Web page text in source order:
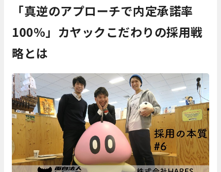
「真逆のアプローチで内定承諾率
100%」カヤックこだわりの採用戦
略とは